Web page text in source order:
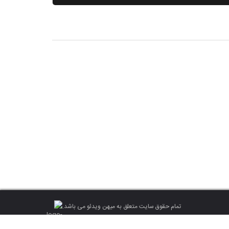
تمام حقوق سایت متعلق به میهن ویدئو می باشد.